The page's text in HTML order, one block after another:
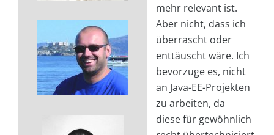
mehr relevant ist.
Aber nicht, dass ich
überrascht oder
enttäuscht wäre. Ich
bevorzuge es, nicht
an Java-EE-Projekten
zu arbeiten, da
diese für gewöhnlich